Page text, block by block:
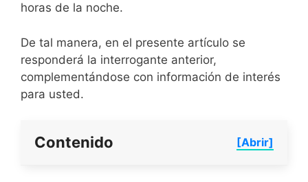
horas de la noche.
De tal manera, en el presente artículo se
responderá la interrogante anterior,
complementándose con información de interés
para usted.
Contenido [Abrir]